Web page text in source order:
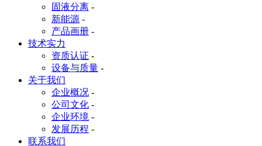
固液分离 -
新能源 -
产品画册 -
技术实力
资质认证 -
设备与质量 -
关于我们
企业概况 -
公司文化 -
企业环境 -
发展历程 -
联系我们